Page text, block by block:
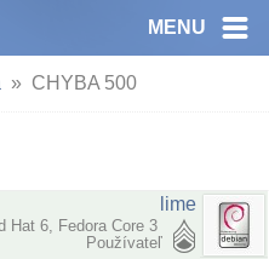
MENU
CHYBA 500
lime
Hat 6, Fedora Core 3
Používateľ